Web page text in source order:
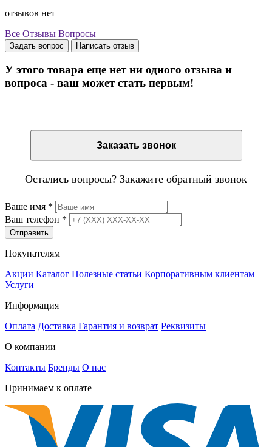
отзывов нет
Все Отзывы Вопросы
Задать вопрос Написать отзыв
У этого товара еще нет ни одного отзыва и
вопроса - ваш может стать первым!
Заказать звонок
Остались вопросы? Закажите обратный звонок
Ваше имя *
Ваш телефон *
Отправить
Покупателям
Акции Каталог Полезные статьи Корпоративным клиентам
Услуги
Информация
Оплата Доставка Гарантия и возврат Реквизиты
О компании
Контакты Бренды О нас
Принимаем к оплате